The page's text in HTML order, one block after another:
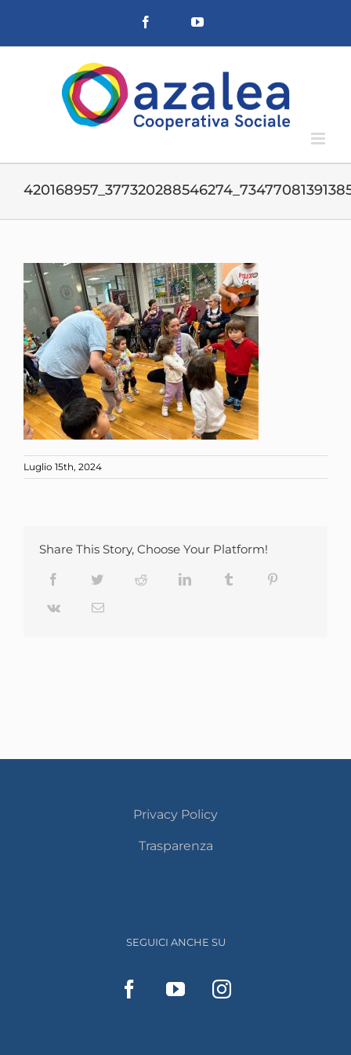
contenuto
Facebook YouTube
Luglio 15th, 2024
Share This Story, Choose Your Platform!
Facebook Twitter Reddit LinkedIn Tumblr
Vk Email
Privacy Policy
Trasparenza
SEGUICI ANCHE SU